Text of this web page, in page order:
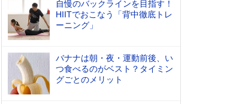
自慢のバックラインを目指す！
HIITでおこなう「背中徹底トレ
ーニング」
バナナは朝・夜・運動前後、い
つ食べるのがベスト？タイミン
グごとのメリット